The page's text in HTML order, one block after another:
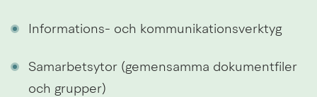
Informations- och kommunikationsverktyg
Samarbetsytor (gemensamma dokumentfiler
och grupper)